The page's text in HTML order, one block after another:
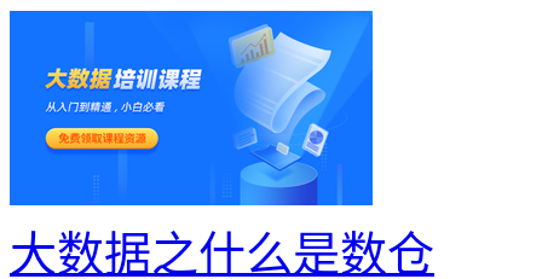
大数据之什么是数仓